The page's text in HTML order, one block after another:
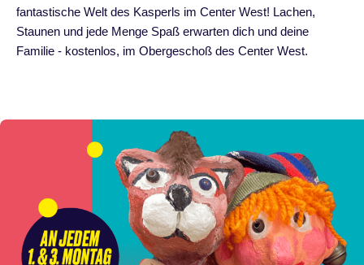
fantastische Welt des Kasperls im Center West! Lachen,
Staunen und jede Menge Spaß erwarten dich und deine
Familie - kostenlos, im Obergeschoß des Center West.